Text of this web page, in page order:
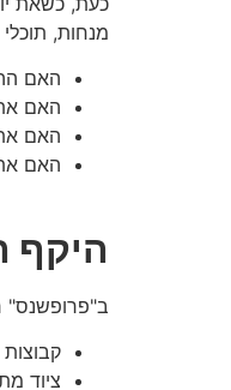
מנחות,
האם
האם
האם
האם
היקף
ב"פרופשנס"
ציוד